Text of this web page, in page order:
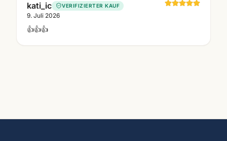
kati_ic VERIFIZIERTER KAUF
9. Juli 2026
👍👍👍